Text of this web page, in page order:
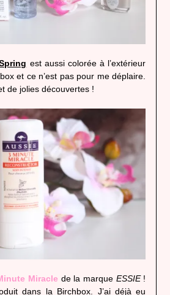
est aussi colorée à l’extérieur
et ce n’est pas pour me déplaire.
de jolies découvertes !
Miracle de la marque ESSIE!
dans la Birchbox. J’ai déjà eu